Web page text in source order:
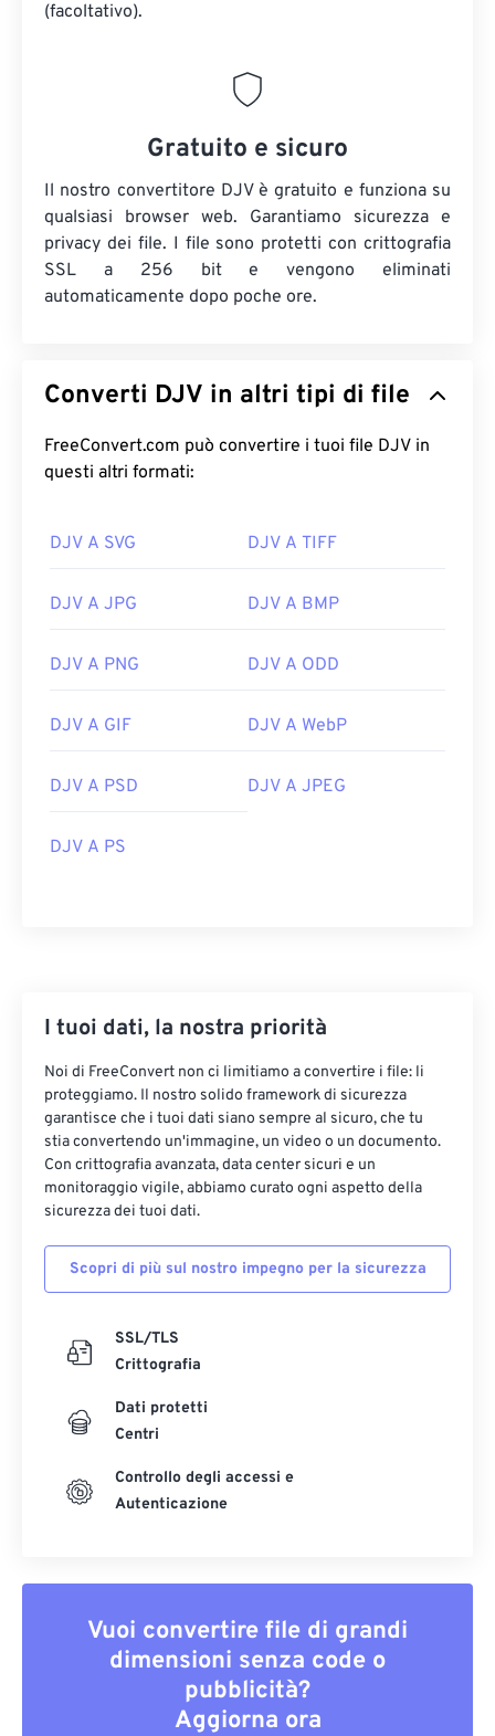
(facoltativo).
Gratuito e sicuro
Il nostro convertitore DJV è gratuito e funziona su
qualsiasi browser web. Garantiamo sicurezza e
privacy dei file. I file sono protetti con crittografia
SSL a 256 bit e vengono eliminati
automaticamente dopo poche ore.
Converti DJV in altri tipi di file
FreeConvert.com può convertire i tuoi file DJV in
questi altri formati:
DJV A SVG DJV A TIFF
DJV A JPG DJV A BMP
DJV A PNG DJV A ODD
DJV A GIF DJV A WebP
DJV A PSD DJV A JPEG
DJV A PS
I tuoi dati, la nostra priorità
Noi di FreeConvert non ci limitiamo a convertire i file: li
proteggiamo. Il nostro solido framework di sicurezza
garantisce che i tuoi dati siano sempre al sicuro, che tu
stia convertendo un'immagine, un video o un documento.
Con crittografia avanzata, data center sicuri e un
monitoraggio vigile, abbiamo curato ogni aspetto della
sicurezza dei tuoi dati.
Scopri di più sul nostro impegno per la sicurezza
SSL/TLS
Crittografia
Dati protetti
Centri
Controllo degli accessi e
Autenticazione
Vuoi convertire file di grandi
dimensioni senza code o
pubblicità?
Aggiorna ora